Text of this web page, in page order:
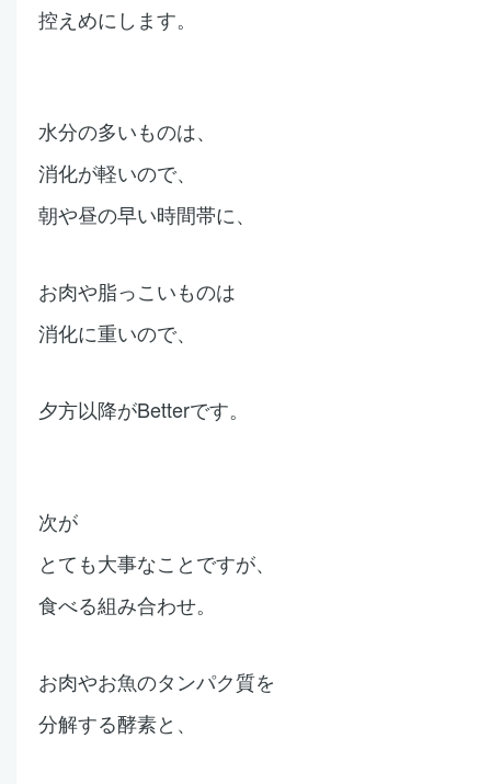
控えめにします。
水分の多いものは、
消化が軽いので、
朝や昼の早い時間帯に、
お肉や脂っこいものは
消化に重いので、
夕方以降がBetterです。
次が
とても大事なことですが、
食べる組み合わせ。
お肉やお魚のタンパク質を
分解する酵素と、